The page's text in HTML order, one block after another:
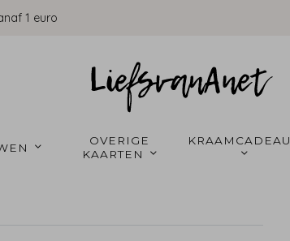
1 euro
OVERIGE
KAARTEN